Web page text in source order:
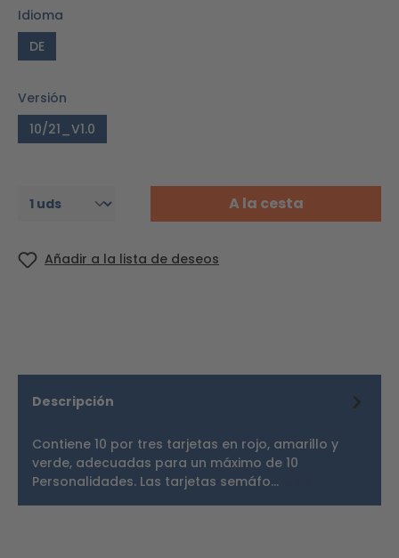
Idioma
DE
Versión
10/21_V1.0
A la cesta
Añadir a la lista de deseos
Descripción
Contiene 10 por tres tarjetas en rojo, amarillo y
verde, adecuadas para un máximo de 10
Personalidades. Las tarjetas semáfo…